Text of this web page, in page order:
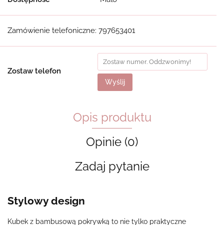
Zamówienie telefoniczne: 797653401
Zostaw telefon
Wyślij
Opis produktu
Opinie (0)
Zadaj pytanie
Stylowy design
Kubek z bambusową pokrywką to nie tylko praktyczne